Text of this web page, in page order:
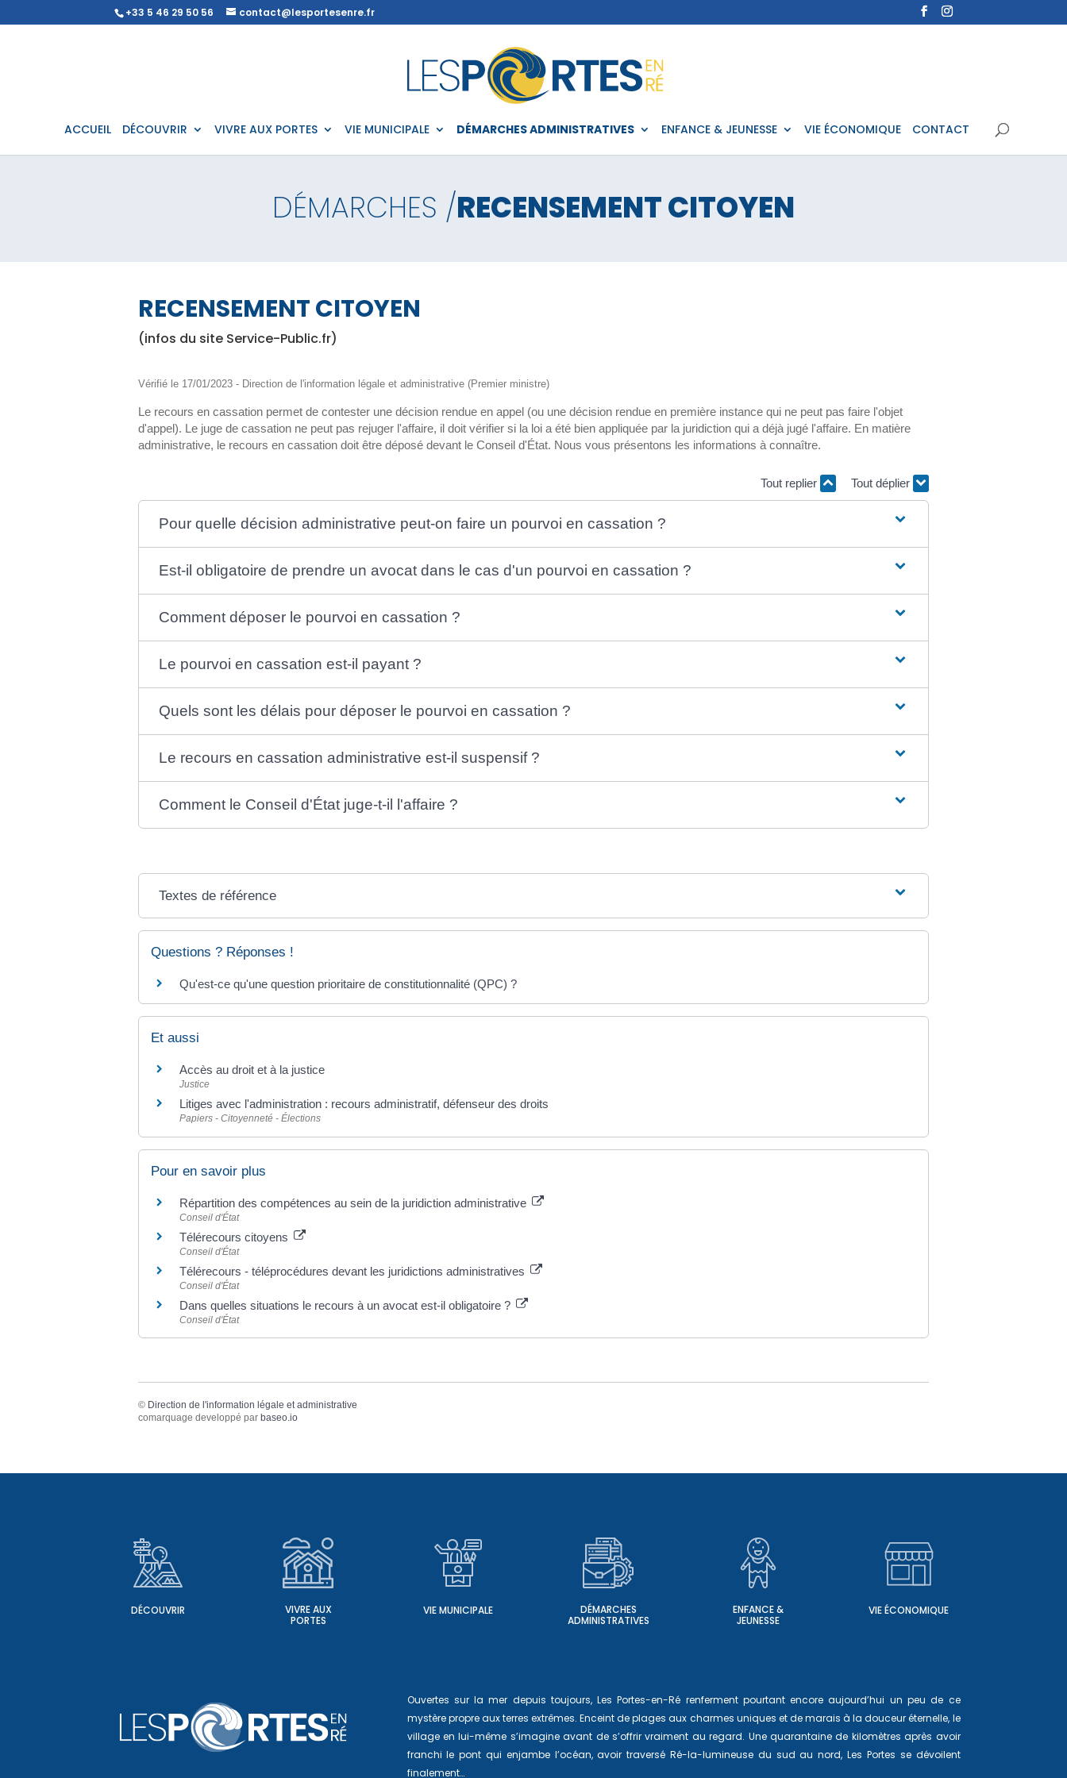
+33 5 46 29 50 56 contact@lesportesenre.fr
ACCUEIL DÉCOUVRIR VIVRE AUX PORTES VIE MUNICIPALE DÉMARCHES ADMINISTRATIVES ENFANCE & JEUNESSE VIE ÉCONOMIQUE CONTACT
DÉMARCHES /RECENSEMENT CITOYEN
RECENSEMENT CITOYEN
(infos du site Service-Public.fr)
Vérifié le 17/01/2023 - Direction de l'information légale et administrative (Premier ministre)
Le recours en cassation permet de contester une décision rendue en appel (ou une décision rendue en première instance qui ne peut pas faire l'objet
d'appel). Le juge de cassation ne peut pas rejuger l'affaire, il doit vérifier si la loi a été bien appliquée par la juridiction qui a déjà jugé l'affaire. En matière
administrative, le recours en cassation doit être déposé devant le Conseil d'État. Nous vous présentons les informations à connaître.
Tout replier Tout déplier
Pour quelle décision administrative peut-on faire un pourvoi en cassation ?
Est-il obligatoire de prendre un avocat dans le cas d'un pourvoi en cassation ?
Comment déposer le pourvoi en cassation ?
Le pourvoi en cassation est-il payant ?
Quels sont les délais pour déposer le pourvoi en cassation ?
Le recours en cassation administrative est-il suspensif ?
Comment le Conseil d'État juge-t-il l'affaire ?
Textes de référence
Questions ? Réponses !
Qu'est-ce qu'une question prioritaire de constitutionnalité (QPC) ?
Et aussi
Accès au droit et à la justice
Justice
Litiges avec l'administration : recours administratif, défenseur des droits
Papiers - Citoyenneté - Élections
Pour en savoir plus
Répartition des compétences au sein de la juridiction administrative
Conseil d'État
Télérecours citoyens
Conseil d'État
Télérecours - téléprocédures devant les juridictions administratives
Conseil d'État
Dans quelles situations le recours à un avocat est-il obligatoire ?
Conseil d'État
© Direction de l'information légale et administrative
comarquage developpé parbaseo.io
DÉCOUVRIR
VIVRE AUX
PORTES
VIE MUNICIPALE
DÉMARCHES
ADMINISTRATIVES
ENFANCE &
JEUNESSE
VIE ÉCONOMIQUE
Ouvertes sur la mer depuis toujours, Les Portes-en-Ré renferment pourtant encore aujourd’hui un peu de ce
mystère propre aux terres extrêmes. Enceint de plages aux charmes uniques et de marais à la douceur éternelle, le
village en lui-même s’imagine avant de s’offrir vraiment au regard. Une quarantaine de kilomètres après avoir
franchi le pont qui enjambe l’océan, avoir traversé Ré-la-lumineuse du sud au nord, Les Portes se dévoilent
finalement…